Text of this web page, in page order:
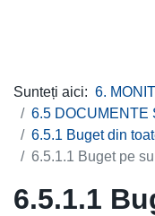
Sunteți aici: 6.
6.5 DOCUMENTE
6.5.1 Buget din
6.5.1.1 Buget pe
6.5.1.1